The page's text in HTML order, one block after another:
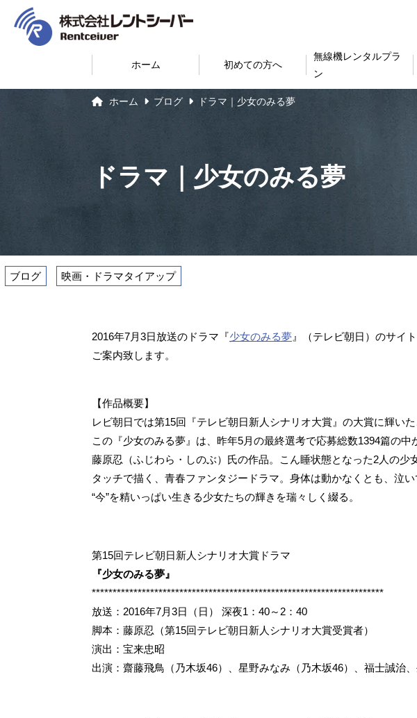
ホーム 初めての方へ
無線機レンタルプラ
ン
ホーム ブログ ドラマ｜少女のみる夢
ドラマ｜少女のみる夢
ブログ 映画・ドラマタイアップ
2016年7月3日放送のドラマ『少女のみる夢 』（テレビ朝日）のサイ
ご案内致します。
【作品概要】
レビ朝日では第15回『テレビ朝日新人シナリオ大賞』の大賞に輝い
この『少女のみる夢』は、昨年5月の最終選考で応募総数1394篇の中
藤原忍（ふじわら・しのぶ）氏の作品。こん睡状態となった2人の少
タッチで描く、青春ファンタジードラマ。身体は動かなくとも、泣
“今”を精いっぱい生きる少女たちの輝きを瑞々しく綴る。
第15回テレビ朝日新人シナリオ大賞ドラマ
『少女のみる夢』
**********************************************************************
放送：2016年7月3日（日） 深夜1：40～2：40
脚本：藤原忍（第15回テレビ朝日新人シナリオ大賞受賞者）
演出：宝来忠昭
出演：齋藤飛鳥（乃木坂46）、星野みなみ（乃木坂46）、福士誠治